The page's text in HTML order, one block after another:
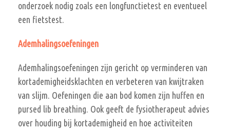
onderzoek nodig zoals een longfunctietest en eventueel
een fietstest.
Ademhalingsoefeningen
Ademhalingsoefeningen zijn gericht op verminderen van
kortademigheidsklachten en verbeteren van kwijtraken
van slijm. Oefeningen die aan bod komen zijn huffen en
pursed lib breathing. Ook geeft de fysiotherapeut advies
over houding bij kortademigheid en hoe activiteiten